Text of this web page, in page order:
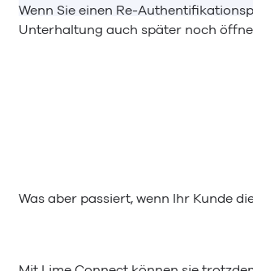
Wenn Sie einen Re-
Unterhaltung auch später noch
Was aber passiert, wenn Ihr Kunde